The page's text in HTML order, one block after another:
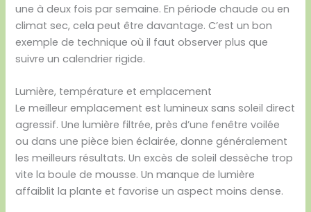
une à deux fois par semaine. En période chaude ou en
climat sec, cela peut être davantage. C’est un bon
exemple de technique où il faut observer plus que
suivre un calendrier rigide.
Lumière, température et emplacement
Le meilleur emplacement est lumineux sans soleil direct
agressif. Une lumière filtrée, près d’une fenêtre voilée
ou dans une pièce bien éclairée, donne généralement
les meilleurs résultats. Un excès de soleil dessèche trop
vite la boule de mousse. Un manque de lumière
affaiblit la plante et favorise un aspect moins dense.